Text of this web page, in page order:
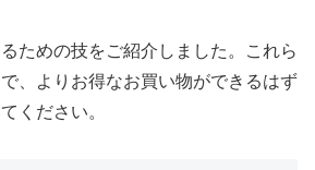
ための技をご紹介しました。これら
、よりお得なお買い物ができるはず
ください。